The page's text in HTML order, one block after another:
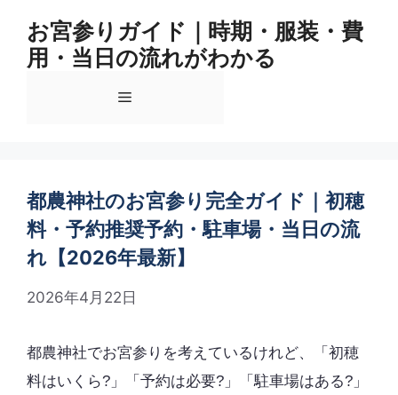
お宮参りガイド｜時期・服装・費
用・当日の流れがわかる
メ
ュ
ー
都農神社のお宮参り完全ガイド｜初穂
料・予約推奨予約・駐車場・当日の流
れ【2026年最新】
2026年4月22日
都農神社でお宮参りを考えているけれど、「初穂
料はいくら?」「予約は必要?」「駐車場はある?」